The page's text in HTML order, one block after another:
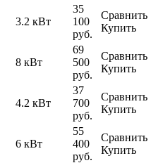
3.2 кВт
35
100
руб.
Сравнить
Купить
8 кВт
69
500
руб.
Сравнить
Купить
4.2 кВт
37
700
руб.
Сравнить
Купить
6 кВт
55
400
руб.
Сравнить
Купить